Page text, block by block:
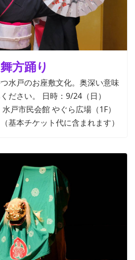
舞方踊り
水戸のお座敷文化。奥深い意味
ださい。 日時：9/24（日）
戸市民会館 やぐら広場（1F）
基本チケット代に含まれます）